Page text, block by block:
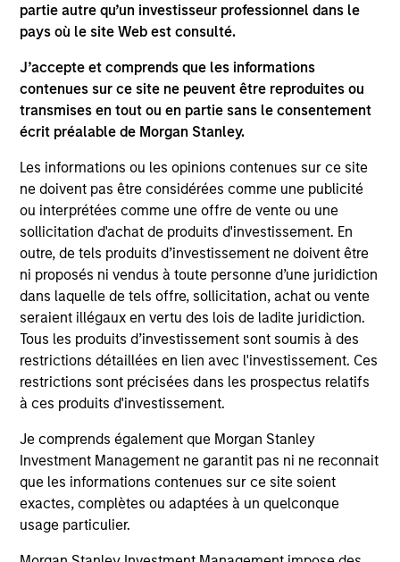
partie autre qu’un investisseur professionnel dans le
pays où le site Web est consulté.
J’accepte et comprends que les informations
contenues sur ce site ne peuvent être reproduites ou
transmises en tout ou en partie sans le consentement
écrit préalable de Morgan Stanley.
Les informations ou les opinions contenues sur ce site
ne doivent pas être considérées comme une publicité
ou interprétées comme une offre de vente ou une
sollicitation d'achat de produits d'investissement. En
outre, de tels produits d’investissement ne doivent être
ni proposés ni vendus à toute personne d’une juridiction
dans laquelle de tels offre, sollicitation, achat ou vente
seraient illégaux en vertu des lois de ladite juridiction.
Tous les produits d’investissement sont soumis à des
restrictions détaillées en lien avec l'investissement. Ces
restrictions sont précisées dans les prospectus relatifs
à ces produits d'investissement.
Je comprends également que Morgan Stanley
Investment Management ne garantit pas ni ne reconnait
que les informations contenues sur ce site soient
exactes, complètes ou adaptées à un quelconque
usage particulier.
ARTICLE
Navigating the Wild Ride for Passive
High Yield amid Macro Uncertainty
In an environment with yields in their widest
quartile and spreads in the context of their
long-term median, we believe there is
opportunity to generate historically attractive
long-term returns.
06-MAY-2025